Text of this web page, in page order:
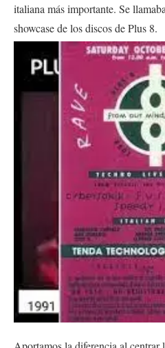
italiana más importante. Se
showcase de los discos de Plus 8.